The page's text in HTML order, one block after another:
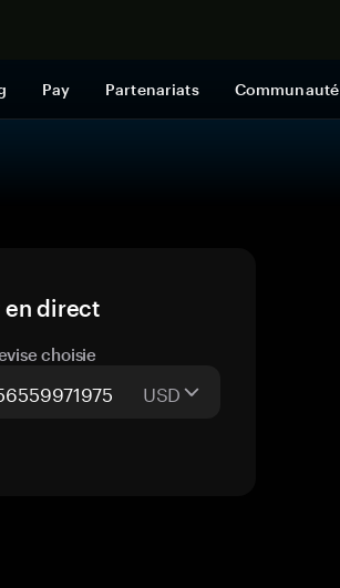
Pay Partenariats Communauté
en direct
choisie
USD